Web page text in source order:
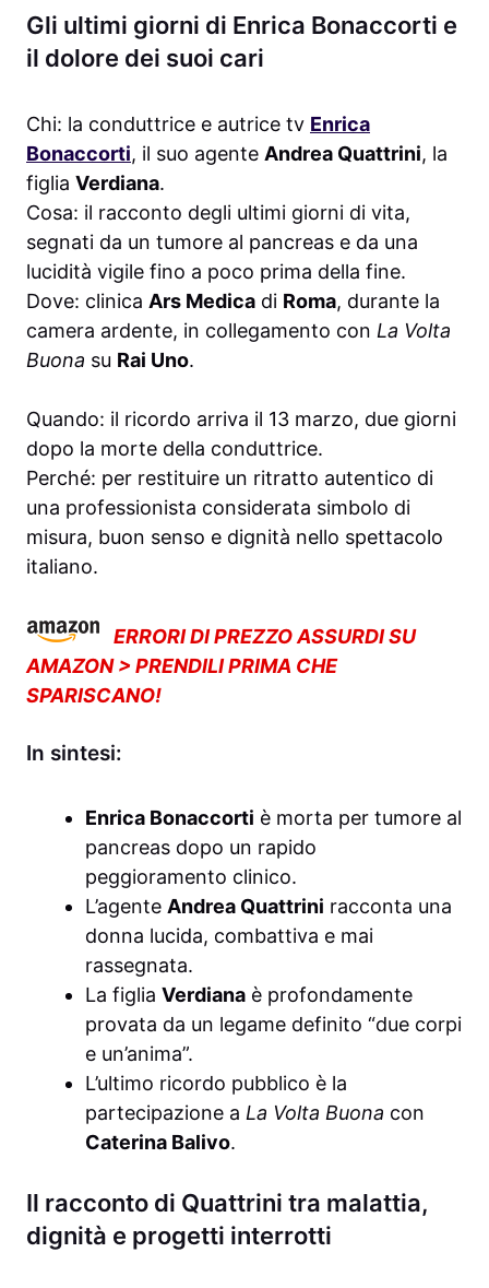
Gli ultimi giorni di Enrica Bonaccorti e
il dolore dei suoi cari
Chi: la conduttrice e autrice tv Enrica
Bonaccorti, il suo agente Andrea Quattrini, la
figlia Verdiana.
Cosa: il racconto degli ultimi giorni di vita,
segnati da un tumore al pancreas e da una
lucidità vigile fino a poco prima della fine.
Dove: clinica Ars Medica di Roma, durante la
camera ardente, in collegamento con La Volta
Buona su Rai Uno.
Quando: il ricordo arriva il 13 marzo, due giorni
dopo la morte della conduttrice.
Perché: per restituire un ritratto autentico di
una professionista considerata simbolo di
misura, buon senso e dignità nello spettacolo
italiano.
ERRORI DI PREZZO ASSURDI SU
AMAZON > PRENDILI PRIMA CHE
SPARISCANO!
In sintesi:
Enrica Bonaccorti è morta per tumore al
pancreas dopo un rapido
peggioramento clinico.
L’agente Andrea Quattrini racconta una
donna lucida, combattiva e mai
rassegnata.
La figlia Verdiana è profondamente
provata da un legame definito “due corpi
e un’anima”.
L’ultimo ricordo pubblico è la
partecipazione a La Volta Buona con
Caterina Balivo.
Il racconto di Quattrini tra malattia,
dignità e progetti interrotti